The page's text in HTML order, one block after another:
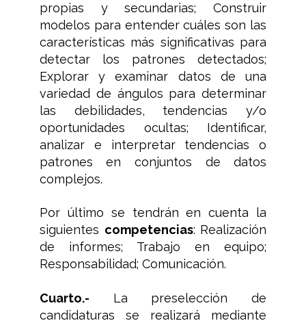
propias y secundarias; Construir
modelos para entender cuáles son las
características más significativas para
detectar los patrones detectados;
Explorar y examinar datos de una
variedad de ángulos para determinar
las debilidades, tendencias y/o
oportunidades ocultas; Identificar,
analizar e interpretar tendencias o
patrones en conjuntos de datos
complejos.
Por último se tendrán en cuenta la
siguientes competencias: Realización
de informes; Trabajo en equipo;
Responsabilidad; Comunicación.
Cuarto.- La preselección de
candidaturas se realizará mediante